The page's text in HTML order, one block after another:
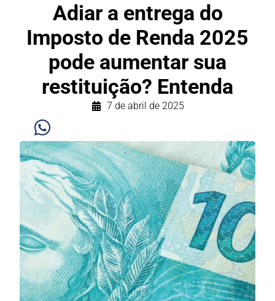
Adiar a entrega do
Imposto de Renda 2025
pode aumentar sua
restituição? Entenda
7 de abril de 2025